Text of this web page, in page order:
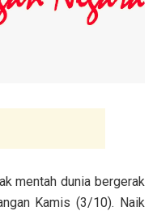
mentah dunia bergerak
Kamis (3/10). Naik